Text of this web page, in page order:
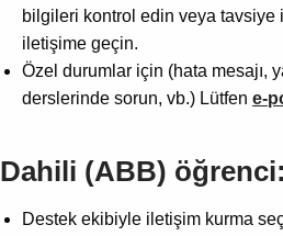
bilgileri kontrol edin veya
iletişime geçin.
Özel durumlar için (hata mesajı,
derslerinde sorun, vb.) Lütfen e-
Dahili (ABB) öğrenci:
Destek ekibiyle iletişim kurma